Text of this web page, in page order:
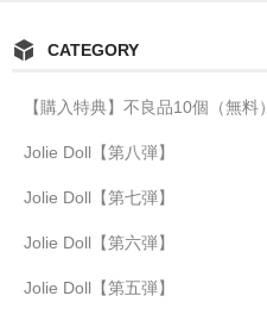
CATEGORY
【購入特典】不良品10個（無料）
Jolie Doll【第八弾】
Jolie Doll【第七弾】
Jolie Doll【第六弾】
Jolie Doll【第五弾】